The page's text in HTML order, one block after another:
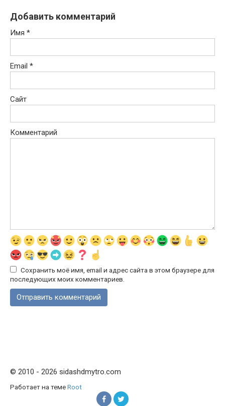
Добавить комментарий
Имя *
Email *
Сайт
Комментарий
Сохранить моё имя, email и адрес сайта в этом браузере для
последующих моих комментариев.
© 2010 - 2026 sidashdmytro.com
Работает на темеRoot